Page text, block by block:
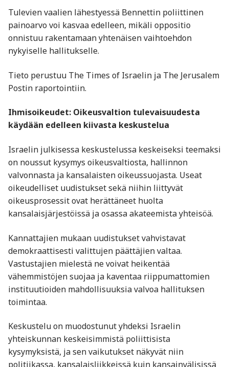
Tulevien vaalien lähestyessä Bennettin poliittinen
painoarvo voi kasvaa edelleen, mikäli oppositio
onnistuu rakentamaan yhtenäisen vaihtoehdon
nykyiselle hallitukselle.
Tieto perustuu The Times of Israelin ja The Jerusalem
Postin raportointiin.
Ihmisoikeudet: Oikeusvaltion tulevaisuudesta
käydään edelleen kiivasta keskustelua
Israelin julkisessa keskustelussa keskeiseksi teemaksi
on noussut kysymys oikeusvaltiosta, hallinnon
valvonnasta ja kansalaisten oikeussuojasta. Useat
oikeudelliset uudistukset sekä niihin liittyvät
oikeusprosessit ovat herättäneet huolta
kansalaisjärjestöissä ja osassa akateemista yhteisöä.
Kannattajien mukaan uudistukset vahvistavat
demokraattisesti valittujen päättäjien valtaa.
Vastustajien mielestä ne voivat heikentää
vähemmistöjen suojaa ja kaventaa riippumattomien
instituutioiden mahdollisuuksia valvoa hallituksen
toimintaa.
Keskustelu on muodostunut yhdeksi Israelin
yhteiskunnan keskeisimmistä poliittisista
kysymyksistä, ja sen vaikutukset näkyvät niin
politiikassa, kansalaisliikkeissä kuin kansainvälisissä